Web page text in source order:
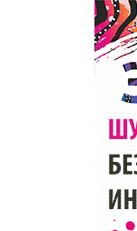
Популярное →